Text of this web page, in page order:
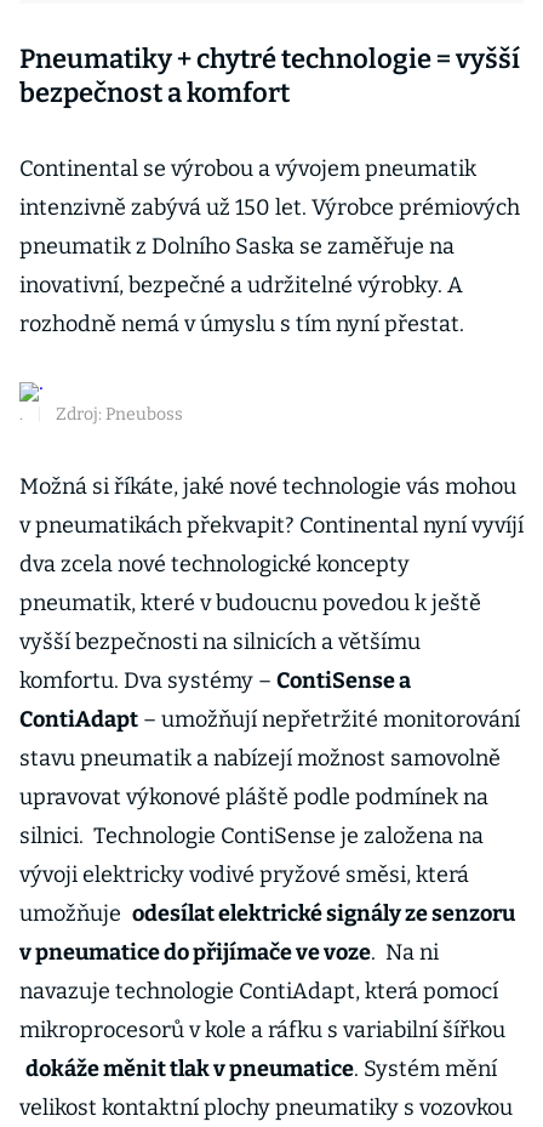
Pneumatiky + chytré technologie = vyšší
bezpečnost a komfort
Continental se výrobou a vývojem pneumatik
intenzivně zabývá už 150 let. Výrobce prémiových
pneumatik z Dolního Saska se zaměřuje na
inovativní, bezpečné a udržitelné výrobky. A
rozhodně nemá v úmyslu s tím nyní přestat.
. Zdroj: Pneuboss
Možná si říkáte, jaké nové technologie vás mohou
v pneumatikách překvapit? Continental nyní vyvíjí
dva zcela nové technologické koncepty
pneumatik, které v budoucnu povedou k ještě
vyšší bezpečnosti na silnicích a většímu
komfortu. Dva systémy – ContiSense a
ContiAdapt – umožňují nepřetržité monitorování
stavu pneumatik a nabízejí možnost samovolně
upravovat výkonové pláště podle podmínek na
silnici. Technologie ContiSense je založena na
vývoji elektricky vodivé pryžové směsi, která
umožňuje odesílat elektrické signály ze senzoru
v pneumatice do přijímače ve voze. Na ni
navazuje technologie ContiAdapt, která pomocí
mikroprocesorů v kole a ráfku s variabilní šířkou
dokáže měnit tlak v pneumatice. Systém mění
velikost kontaktní plochy pneumatiky s vozovkou